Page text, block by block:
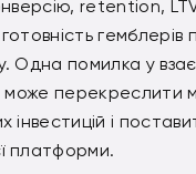
retention,
готовність
Одна помилка у
може перекреслити
інвестицій і
платформи.